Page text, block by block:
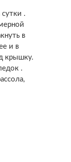
.
в
и в
крышку.
.